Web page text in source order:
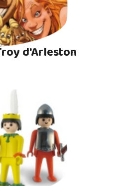
d'Arleston